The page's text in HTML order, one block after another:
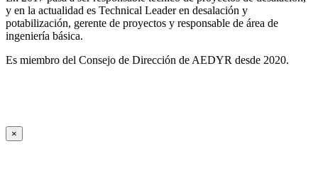
y en la actualidad es Technical Leader en desalación y
potabilización, gerente de proyectos y responsable de área de
ingeniería básica.
Es miembro del Consejo de Dirección de AEDYR desde 2020.
×